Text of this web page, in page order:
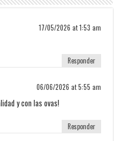
17/05/2026 at 1:53 am
Responder
06/06/2026 at 5:55 am
y con las ovas!
Responder